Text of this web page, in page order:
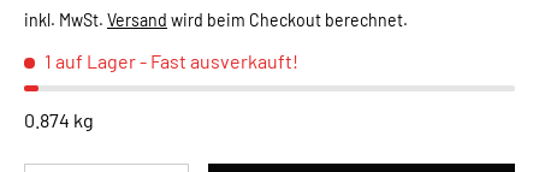
inkl. MwSt. Versand wird beim Checkout berechnet.
1 auf Lager- Fast ausverkauft!
0.874 kg